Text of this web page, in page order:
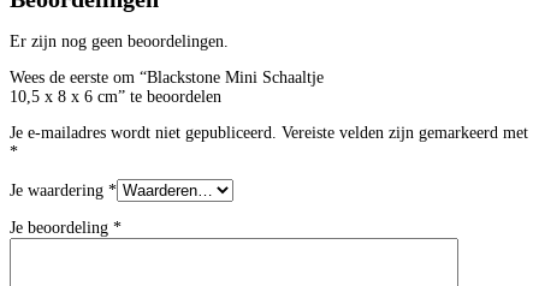
Er zijn nog geen beoordelingen.
Wees de eerste om “Blackstone Mini Schaaltje
10,5 x 8 x 6 cm” te beoordelen
Je e-mailadres wordt niet gepubliceerd. Vereiste velden zijn gemarkeerd met
*
Je waardering *
Je beoordeling *